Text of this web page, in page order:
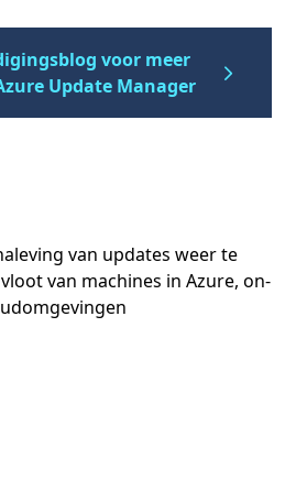
voor meer
Update Manager
van updates weer te
van machines in Azure, on-